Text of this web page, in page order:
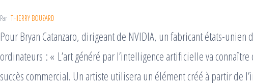
Par THIERRY BOUZARD
Pour Bryan Catanzaro, dirigeant de NVIDIA, un fabricant états-unien
ordinateurs : « L’art généré par l’intelligence artificielle va
succès commercial. Un artiste utilisera un élément créé à partir de